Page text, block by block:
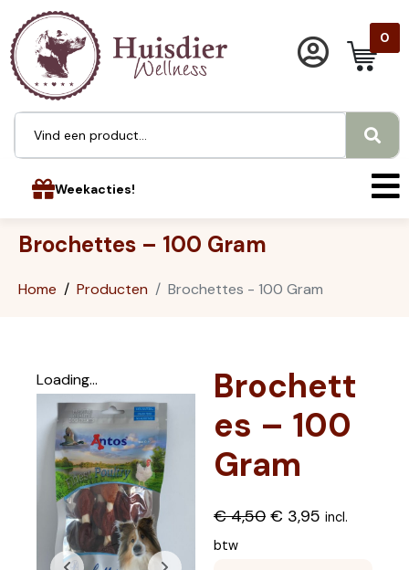
0
Weekacties!
Brochettes – 100 Gram
Home Producten Brochettes - 100 Gram
Loading...
Brochett
es – 100
Gram
€4,50 € 3,95 incl.
btw